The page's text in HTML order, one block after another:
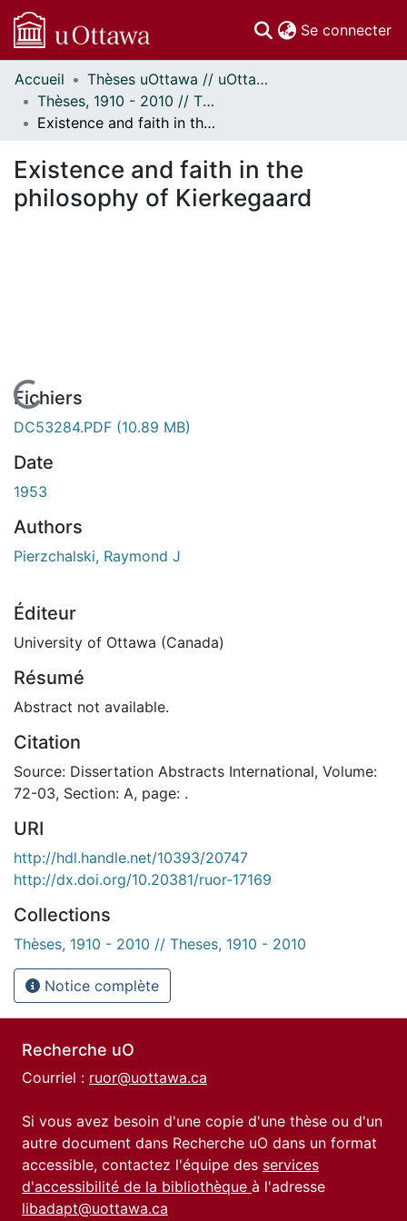
Se connecter
Communautés
et collections
Parcourir
À propos
Accueil
Thèses uOttawa // uOttawa Theses
Thèses, 1910 - 2010 // Theses, 1910 - 2010
Existence and faith in the philosophy of Kierkegaard
Existence and faith in the
philosophy of Kierkegaard
En cours de chargement...
Fichiers
DC53284.PDF (10.89 MB)
Date
1953
Authors
Pierzchalski, Raymond J
Éditeur
University of Ottawa (Canada)
Résumé
Abstract not available.
Citation
Source: Dissertation Abstracts International, Volume:
72-03, Section: A, page: .
URI
http://hdl.handle.net/10393/20747
http://dx.doi.org/10.20381/ruor-17169
Collections
Thèses, 1910 - 2010 // Theses, 1910 - 2010
Notice complète
Recherche uO
Courriel : ruor@uottawa.ca
Si vous avez besoin d'une copie d'une thèse ou d'un
autre document dans Recherche uO dans un format
accessible, contactez l'équipe des services
d'accessibilité de la bibliothèque à l'adresse
libadapt@uottawa.ca